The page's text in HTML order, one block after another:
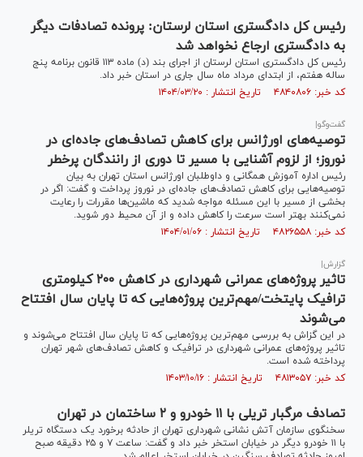
رئیس کل دادگستری استان لرستان: پرونده تصادفات دیگر
به دادگستری ارجاع نخواهد شد
رئیس کل دادگستری استان لرستان از اجرای بند (د) ماده ۱۱۳ قانون برنامه پنج
ساله هفتم، از ابتدای مرداد ماه سال جاری در استان خبر داد.
کد خبر: ۴۸۴۰۸۰۶ تاریخ انتشار : ۱۴۰۴/۰۳/۲۰
گفت‌وگو|
توصیه‌های اورژانس برای کاهش تصادف‌های جاده‌ای در
نوروز؛ از لزوم آشنایی با مسیر تا دوری از رانندگان پرخطر
رئیس اداره آموزش همگانی و داوطلبان اورژانس استان تهران به بیان
توصیه‌هایی برای کاهش تصادف‌های جاده‌ای در نوروز پرداخت و گفت: اگر در
بخشی از مسیر با این مسئله مواجه شدید که ماشین‌ها مقررات را رعایت
نمی‌کنند بهتر است سرعت را کاهش داده و از آن محیط دور شوید.
کد خبر: ۴۸۲۶۵۵۸ تاریخ انتشار : ۱۴۰۴/۰۱/۰۶
گزارش|
تاثیر پروژه‌های عمرانی شهرداری در کاهش ۲۰۰ کیلومتری
ترافیک پایتخت/مهم‌ترین پروژه‌هایی که تا پایان سال افتتاح
می‌شوند
در این گزاش به بررسی مهم‌ترین پروژه‌هایی که تا پایان سال افتتاح می‌شوند و
تاثیر پروژه‌های عمرانی شهرداری در ترافیک و کاهش تصادف‌های شهر تهران
پرداخته شده است.
کد خبر: ۴۸۱۳۰۵۷ تاریخ انتشار : ۱۴۰۳/۱۰/۱۶
تصادف مرگبار تریلی با ۱۱ خودرو و ٢ ساختمان در تهران
سخنگوی سازمان آتش نشانی شهرداری تهران از حادثه برخورد یک دستگاه تریلر
با ۱۱ خودرو دیگر در خیابان استخر خبر داد و گفت: ساعت ۷ و ۲۵ دقیقه صبح